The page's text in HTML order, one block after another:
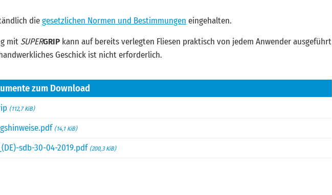
diegesetzlichen Normen und Bestimmungen eingehalten.
mit SUPERGRIP kann auf bereits verlegten Fliesen praktisch von jedem Anwender ausgeführt
Geschick ist nicht erforderlich.
zum Download
(112,7 KiB)
(14,1 KiB)
sdb-30-04-2019.pdf (200,3 KiB)